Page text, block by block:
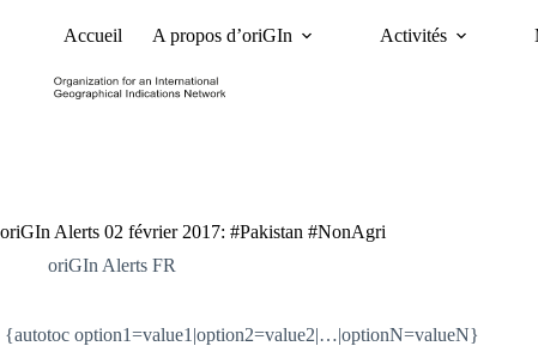
Accueil A propos d’oriGIn Activités
oriGIn Alerts 02 février 2017: #Pakistan #NonAgri
oriGIn Alerts FR
{autotoc option1=value1|option2=value2|…|optionN=valueN}